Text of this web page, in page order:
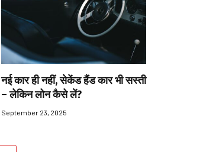
नई कार ही नहीं, सेकेंड हैंड कार भी सस्ती
– लेकिन लोन कैसे लें?
September 23, 2025